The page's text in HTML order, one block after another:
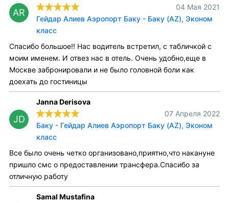
AR
04 Мая 2021
Гейдар Алиев Аэропорт Баку - Баку (AZ), Эконом
класс
Спасибо большое!! Нас водитель встретил, с табличкой с
моим именем. И отвез нас в отель. Очень удобно,еще в
Москве забронировали и не было головной боли как
доехать до гостиницы
JD
Janna Derisova
07 Апреля 2022
Баку - Гейдар Алиев Аэропорт Баку (AZ), Эконом
класс
Все было очень четко организовано,приятно,что накануне
пришло смс о предоставлении трансфера.Спасибо за
отличную работу
Samal Mustafina